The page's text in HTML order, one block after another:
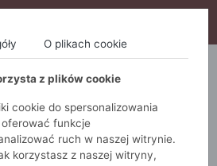
15% ZA 3SZT (KOD: S15)
QUIOSQUE
O plikach cookie
z plików cookie
cookie do spersonalizowania
funkcje
ruch w naszej witrynie.
korzystasz z naszej witryny,